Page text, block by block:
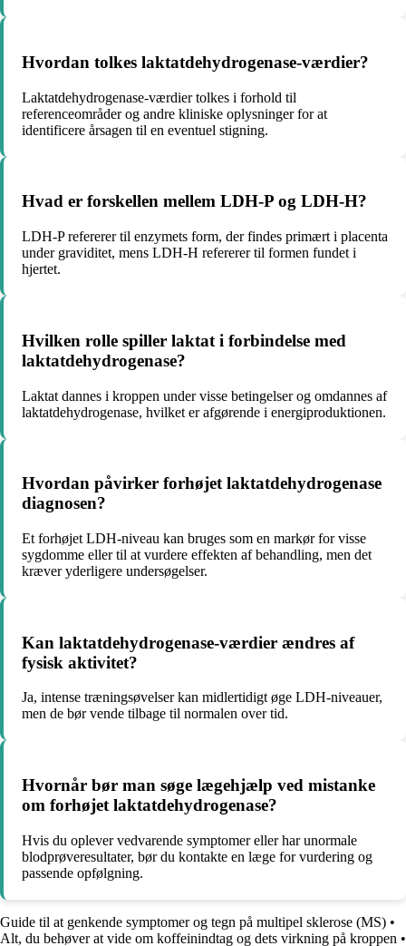
Hvordan tolkes laktatdehydrogenase-værdier?
Laktatdehydrogenase-værdier tolkes i forhold til
referenceområder og andre kliniske oplysninger for at
identificere årsagen til en eventuel stigning.
Hvad er forskellen mellem LDH-P og LDH-H?
LDH-P refererer til enzymets form, der findes primært i placenta
under graviditet, mens LDH-H refererer til formen fundet i
hjertet.
Hvilken rolle spiller laktat i forbindelse med
laktatdehydrogenase?
Laktat dannes i kroppen under visse betingelser og omdannes af
laktatdehydrogenase, hvilket er afgørende i energiproduktionen.
Hvordan påvirker forhøjet laktatdehydrogenase
diagnosen?
Et forhøjet LDH-niveau kan bruges som en markør for visse
sygdomme eller til at vurdere effekten af behandling, men det
kræver yderligere undersøgelser.
Kan laktatdehydrogenase-værdier ændres af
fysisk aktivitet?
Ja, intense træningsøvelser kan midlertidigt øge LDH-niveauer,
men de bør vende tilbage til normalen over tid.
Hvornår bør man søge lægehjælp ved mistanke
om forhøjet laktatdehydrogenase?
Hvis du oplever vedvarende symptomer eller har unormale
blodprøveresultater, bør du kontakte en læge for vurdering og
passende opfølgning.
Guide til at genkende symptomer og tegn på multipel sklerose (MS) •
Alt, du behøver at vide om koffeinindtag og dets virkning på kroppen •